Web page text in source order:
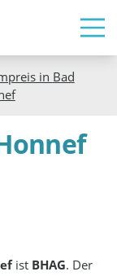
in Bad
ist BHAG. Der